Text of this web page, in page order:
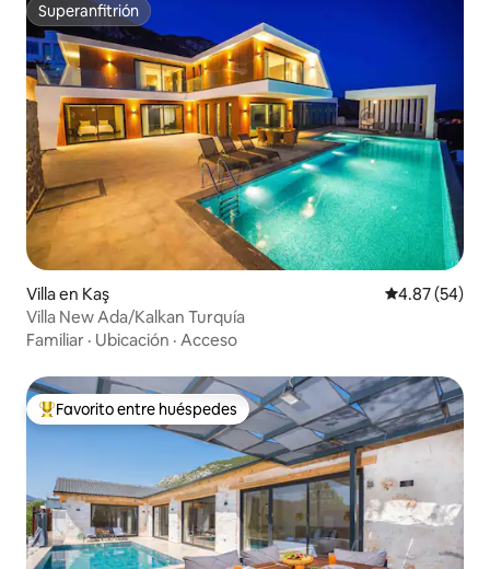
Superanfitrión
Superanfitrión
Villa en Kaş Calificación
4.87 (54)
Villa New Ada/Kalkan Turquía
Familiar · Ubicación · Acceso
Favorito entre huéspedes preferido
Favorito entre huéspedes